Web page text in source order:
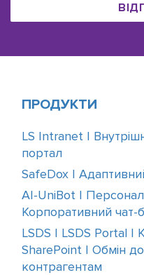
ПРОДУКТИ
LS Intranet |
портал
SafeDox |
AI-UniBot |
Корпоративний чат-
LSDS | LSDS Portal
SharePoint | Обмін
контрагентам